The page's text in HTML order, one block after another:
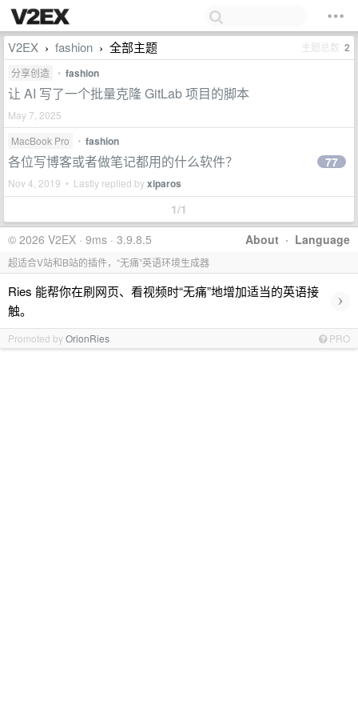
V2EX › fashion › 全部主题 主题总数 2
分享创造 • fashion
让 AI 写了一个批量克隆 GitLab 项目的脚本
May 7, 2025
MacBook Pro
• fashion
各位写博客或者做笔记都用的什么软件？
Nov 4, 2019 • Lastly replied byxiparos
77
1/1
About · Language
© 2026 V2EX · 9ms · 3.9.8.5
超适合V站和B站的插件，“无痛”英语环境生成器
Ries 能帮你在刷网页、看视频时“无痛”地增加适当的英语接
触。
›
Promoted byOrionRies PRO